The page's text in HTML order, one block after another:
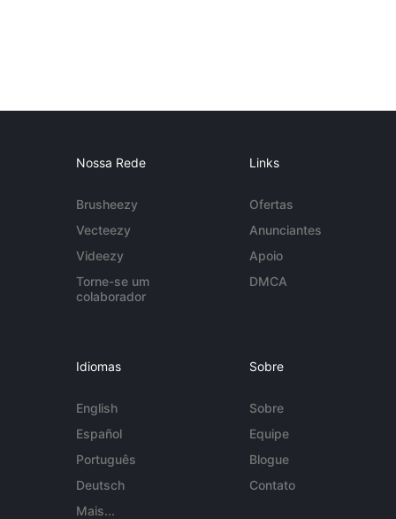
Nossa Rede
Brusheezy
Vecteezy
Videezy
Torne-se um
colaborador
Links
Ofertas
Anunciantes
Apoio
DMCA
Idiomas
English
Español
Português
Deutsch
Mais...
Sobre
Sobre
Equipe
Blogue
Contato